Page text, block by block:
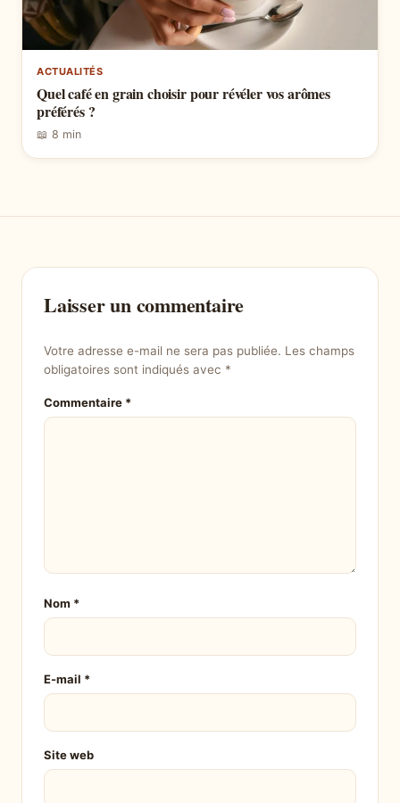
ACTUALITÉS
Quel café en grain choisir pour révéler vos arômes
préférés ?
📖 8 min
Laisser un commentaire
Votre adresse e-mail ne sera pas publiée. Les champs
obligatoires sont indiqués avec *
Commentaire *
Nom *
E-mail *
Site web